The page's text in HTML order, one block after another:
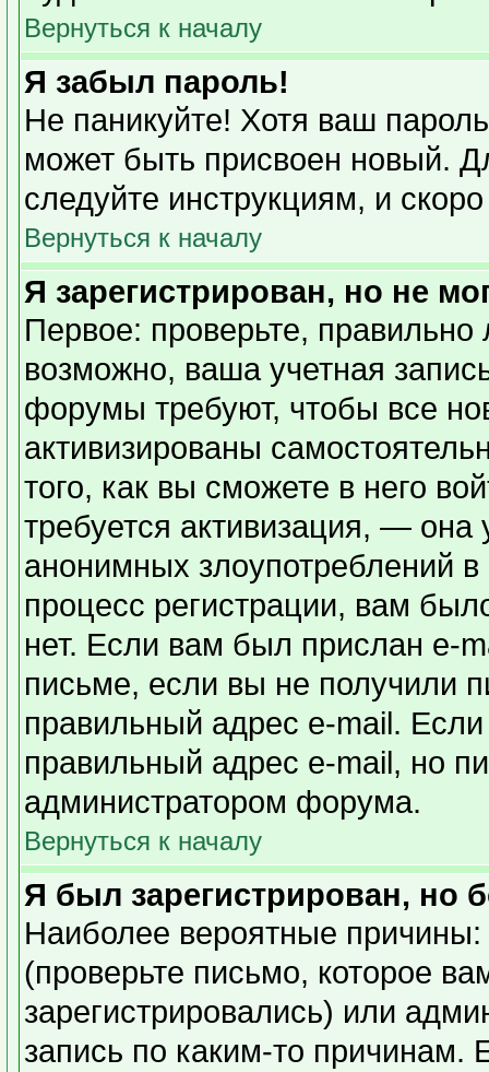
Вернуться к началу
Я забыл пароль!
Не паникуйте! Хотя ваш
может быть присвоен новый.
следуйте инструкциям, и
Вернуться к началу
Я зарегистрирован, но не
Первое: проверьте,
возможно, ваша учетная
форумы требуют, чтобы все
активизированы
того, как вы сможете в него
требуется активизация, —
анонимных злоупотреблений
процесс регистрации, вам
нет. Если вам был прислан e-
письме, если вы не получили
правильный адрес e-mail.
правильный адрес e-mail, но
администратором форума.
Вернуться к началу
Я был зарегистрирован, но
Наиболее вероятные
(проверьте письмо, которое
зарегистрировались) или
запись по каким-то причинам.